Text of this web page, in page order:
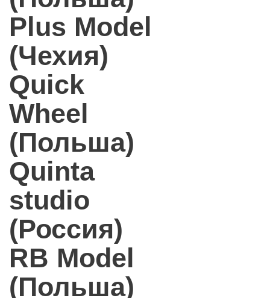
Plus Model
(Чехия)
Quick
Wheel
(Польша)
Quinta
studio
(Россия)
RB Model
(Польша)